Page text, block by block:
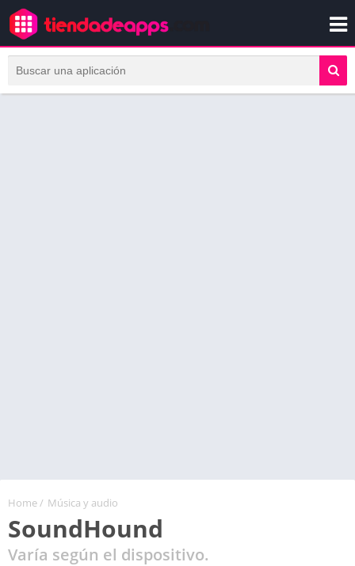
Home/ Música y audio
SoundHound
Varía según el dispositivo.